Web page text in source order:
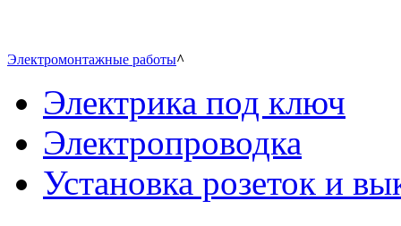
Электромонтажные работы^
Электрика под ключ
Электропроводка
Установка розеток и